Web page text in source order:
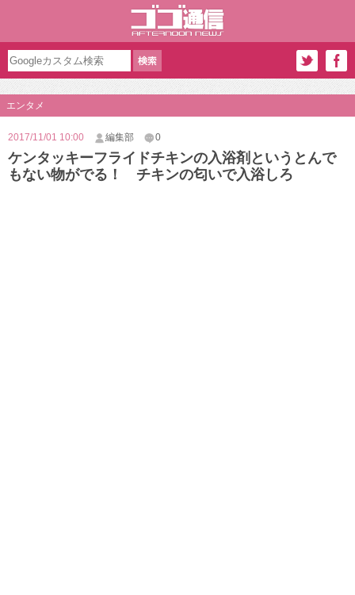
エンタメ
2017/11/01 10:00 編集部 0
ケンタッキーフライドチキンの入浴剤というとんで
もない物がでる！ チキンの匂いで入浴しろ